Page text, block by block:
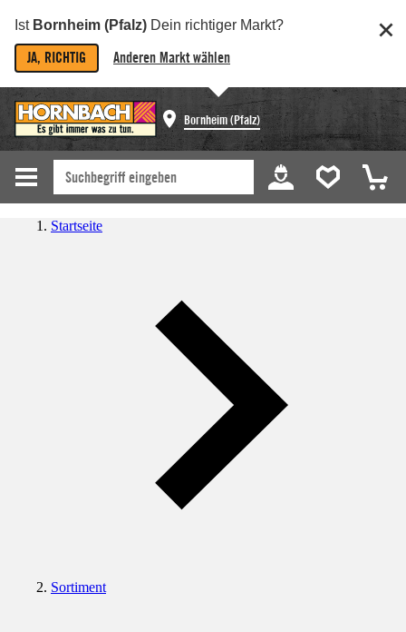
Ist Bornheim (Pfalz) Dein richtiger Markt?
JA, RICHTIG Anderen Markt wählen
Bornheim (Pfalz)
Startseite
Sortiment